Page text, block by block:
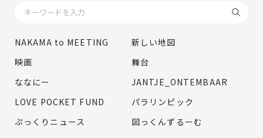
香取 慎吾
DISCOGRAPHY
CHIZUSHOP
NAKAMA to MEETING
新しい地図
映画
舞台
ななにー
JANTJE_ONTEMBAAR
LOVE POCKET FUND
パラリンピック
ぷっくりニュース
図っくんずるーむ